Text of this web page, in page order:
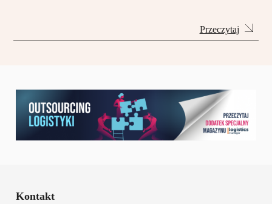
Przeczytaj
Kontakt